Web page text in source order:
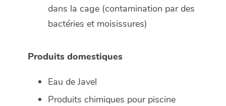
dans la cage (contamination par des
bactéries et moisissures)
Produits domestiques
Eau de Javel
Produits chimiques pour piscine